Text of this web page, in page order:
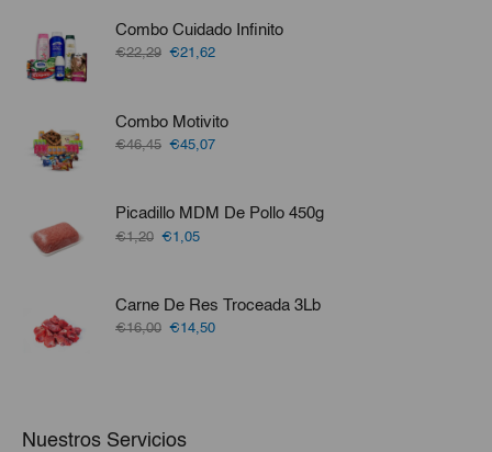
Combo Cuidado Infinito
€22,29 El
€22,29.
€21,62El
€21,62.
Combo Motivito
€46,45 El
era:
€46,45.
€45,07El
es:
€45,07.
Picadillo MDM De Pollo 450g
€1,20 El
era:
€1,20.
€1,05El
€1,05.
Carne De Res Troceada 3Lb
€16,00 El
€14,50El
Nuestros Servicios